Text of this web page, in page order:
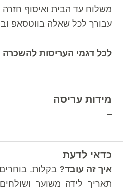
משלוח עד הבית ואיסוף
עבורך לכל שאלה בווטסאפ
לכל דגמי העריסות להשכרה
מידות עריסה
–
כדאי לדעת
איך זה עובד? בקלות.
תאריך לידה משוער